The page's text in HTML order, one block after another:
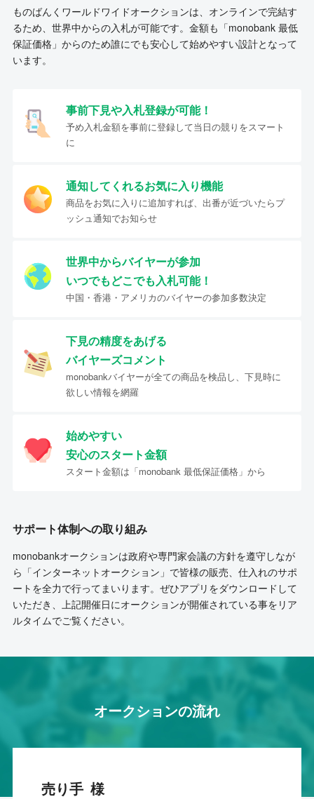
ものばんくワールドワイドオークションは、オンラインで完結す
るため、世界中からの入札が可能です。金額も「monobank 最低
保証価格」からのため誰にでも安心して始めやすい設計となって
います。
事前下見や入札登録が可能！
予め入札金額を事前に登録して当日の競りをスマート
に
通知してくれるお気に入り機能
商品をお気に入りに追加すれば、出番が近づいたらプ
ッシュ通知でお知らせ
世界中からバイヤーが参加
いつでもどこでも入札可能！
中国・香港・アメリカのバイヤーの参加多数決定
下見の精度をあげる
バイヤーズコメント
monobankバイヤーが全ての商品を検品し、下見時に
欲しい情報を網羅
始めやすい
安心のスタート金額
スタート金額は「monobank 最低保証価格」から
サポート体制への取り組み
monobankオークションは政府や専門家会議の方針を遵守しなが
ら「インターネットオークション」で皆様の販売、仕入れのサポ
ートを全力で行ってまいります。ぜひアプリをダウンロードして
いただき、上記開催日にオークションが開催されている事をリア
ルタイムでご覧ください。
オークションの流れ
売り手